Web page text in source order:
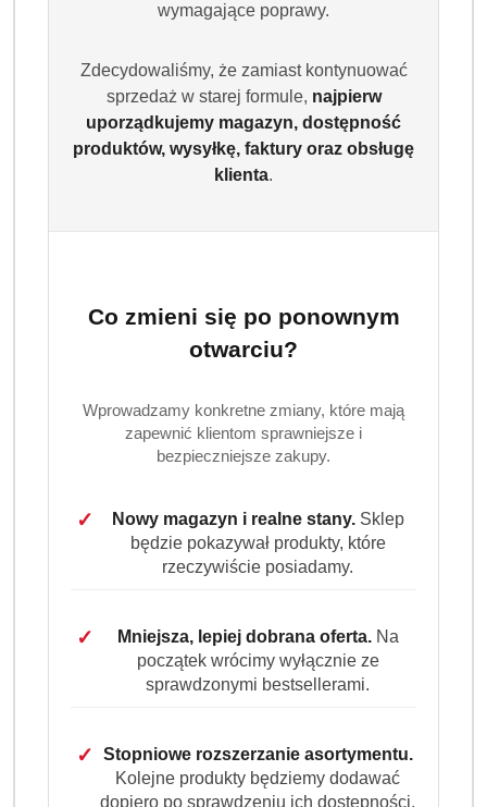
(0)
Brak towaru
Żelki Haribo Dżdżownice Raupe XXL
Program lojalnościowy dostępny jest tylko dla
zalogowanych klientów.
Do koszyka
dostawa
Wysyłka w
3 dni
wymagające poprawy.
Zdecydowaliśmy, że zamiast kontynuować
sprzedaż w starej formule, najpierw
uporządkujemy magazyn, dostępność
produktów, wysyłkę, faktury oraz obsługę
klienta.
Co zmieni się po ponownym
otwarciu?
Wprowadzamy konkretne zmiany, które mają
zapewnić klientom sprawniejsze i
bezpieczniejsze zakupy.
✓ Nowy magazyn i realne stany.Sklep
będzie pokazywał produkty, które
rzeczywiście posiadamy.
✓ Mniejsza, lepiej dobrana oferta.Na
początek wrócimy wyłącznie ze
sprawdzonymi bestsellerami.
✓
Stopniowe rozszerzanie asortymentu.
Kolejne produkty będziemy dodawać
dopiero po sprawdzeniu ich dostępności,